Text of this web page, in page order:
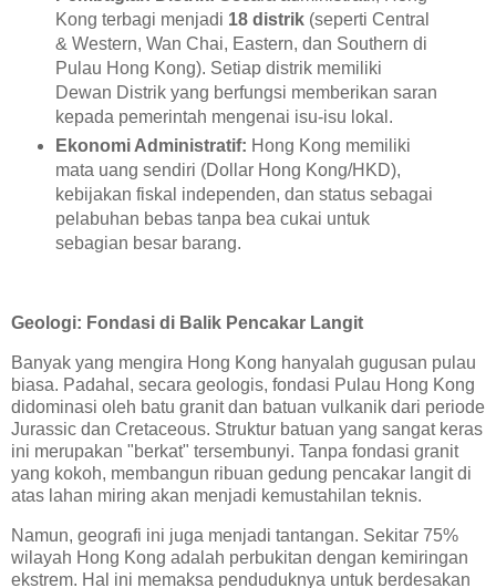
Kong terbagi menjadi 18 distrik(seperti Central
& Western, Wan Chai, Eastern, dan Southern di
Pulau Hong Kong). Setiap distrik memiliki
Dewan Distrik yang berfungsi memberikan saran
kepada pemerintah mengenai isu-isu lokal.
Ekonomi Administratif: Hong Kong memiliki
mata uang sendiri (Dollar Hong Kong/HKD),
kebijakan fiskal independen, dan status sebagai
pelabuhan bebas tanpa bea cukai untuk
sebagian besar barang.
Geologi: Fondasi di Balik Pencakar Langit
Banyak yang mengira Hong Kong hanyalah gugusan pulau
biasa. Padahal, secara geologis, fondasi Pulau Hong Kong
didominasi oleh batu granit dan batuan vulkanik dari periode
Jurassic dan Cretaceous. Struktur batuan yang sangat keras
ini merupakan "berkat" tersembunyi. Tanpa fondasi granit
yang kokoh, membangun ribuan gedung pencakar langit di
atas lahan miring akan menjadi kemustahilan teknis.
Namun, geografi ini juga menjadi tantangan. Sekitar 75%
wilayah Hong Kong adalah perbukitan dengan kemiringan
ekstrem. Hal ini memaksa penduduknya untuk berdesakan